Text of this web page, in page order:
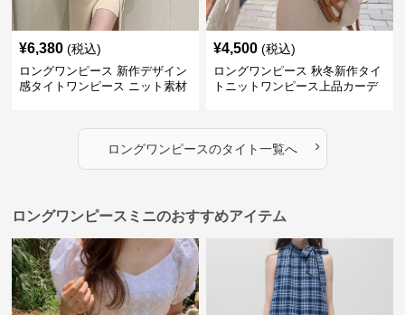
¥6,380 (税込)
ロングワンピース 新作デザイン
感タイトワンピース ニット素材
¥4,500 (税込)
ロングワンピース 秋冬新作タイ
トニットワンピース上品カーデ
ロングワンピースのタイト一覧へ ›
ロングワンピースミニのおすすめアイテム